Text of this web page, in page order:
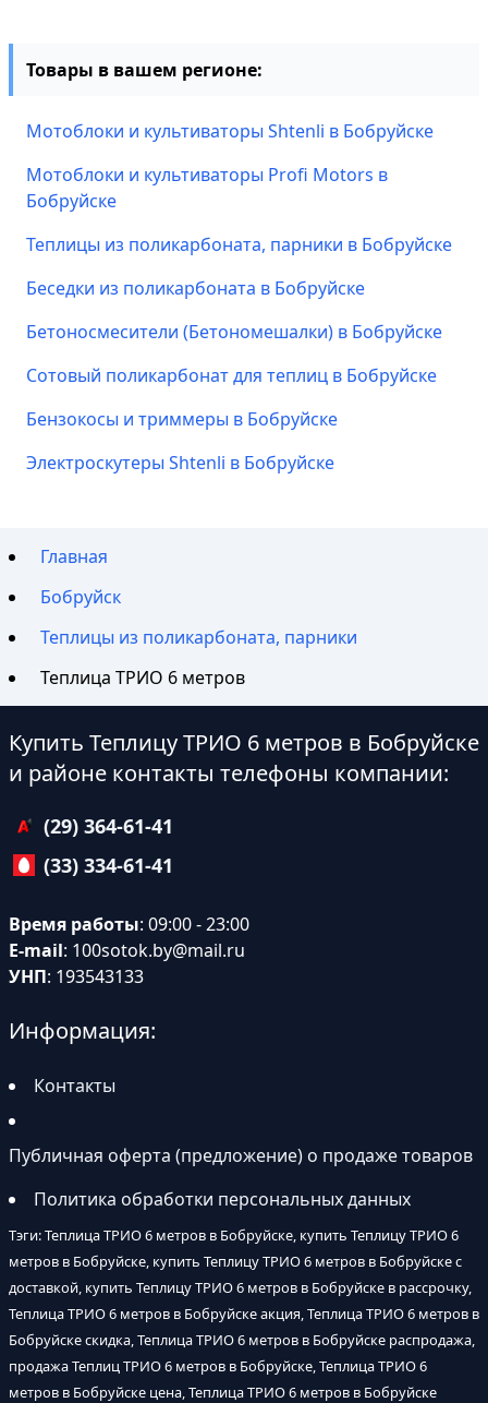
Товары в вашем регионе:
Мотоблоки и культиваторы Shtenli в Бобруйске
Мотоблоки и культиваторы Profi Motors в
Бобруйске
Теплицы из поликарбоната, парники в Бобруйске
Беседки из поликарбоната в Бобруйске
Бетоносмесители (Бетономешалки) в Бобруйске
Сотовый поликарбонат для теплиц в Бобруйске
Бензокосы и триммеры в Бобруйске
Электроскутеры Shtenli в Бобруйске
Главная
Бобруйск
Теплицы из поликарбоната, парники
Теплица ТРИО 6 метров
Купить Теплицу ТРИО 6 метров в Бобруйске
и районе контакты телефоны компании:
(29) 364-61-41
(33) 334-61-41
Время работы: 09:00 - 23:00
E-mail: 100sotok.by@mail.ru
УНП: 193543133
Информация:
Контакты
Публичная оферта (предложение) о продаже товаров
Политика обработки персональных данных
Тэги: Теплица ТРИО 6 метров в Бобруйске, купить Теплицу ТРИО 6
метров в Бобруйске, купить Теплицу ТРИО 6 метров в Бобруйске с
доставкой, купить Теплицу ТРИО 6 метров в Бобруйске в рассрочку,
Теплица ТРИО 6 метров в Бобруйске акция, Теплица ТРИО 6 метров в
Бобруйске скидка, Теплица ТРИО 6 метров в Бобруйске распродажа,
продажа Теплиц ТРИО 6 метров в Бобруйске, Теплица ТРИО 6
метров в Бобруйске цена, Теплица ТРИО 6 метров в Бобруйске